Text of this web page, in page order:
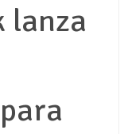
lanza